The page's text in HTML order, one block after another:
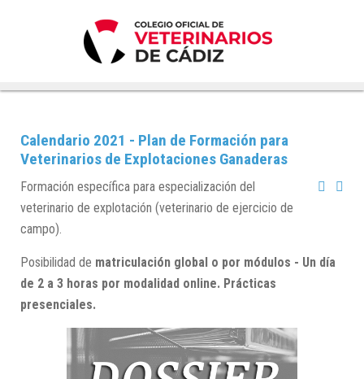
Calendario 2021 - Plan de Formación para
Veterinarios de Explotaciones Ganaderas
Formación específica para especialización del
veterinario de explotación (veterinario de ejercicio de
campo).
Posibilidad de matriculación global o por módulos - Un día
de 2 a 3 horas por modalidad online. Prácticas
presenciales.